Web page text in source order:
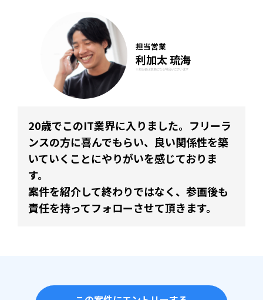
担当営業
利加太 琉海
※担当者は変更になる場合がございます
20歳でこのIT業界に入りました。フリーラ
ンスの方に喜んでもらい、良い関係性を築
いていくことにやりがいを感じておりま
す。
案件を紹介して終わりではなく、参画後も
責任を持ってフォローさせて頂きます。